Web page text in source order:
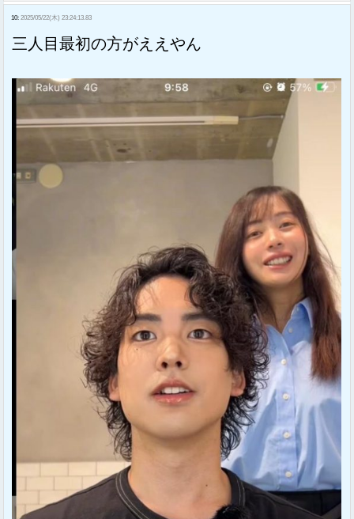
10: 2025/05/22(木) 23:24:13.83
三人目最初の方がええやん